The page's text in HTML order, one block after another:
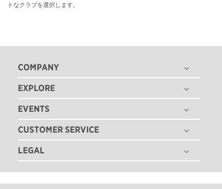
トなクラブを選択します。
COMPANY
THE TITLEIST STORY
タイトリスト グローバル
採用情報
EXPLORE
ゴルフボール
ゴルフクラブ
ゴルフギア
ツアー情報
EVENTS
ゴルフボール フィッティング
ゴルフクラブ フィッティング
ゴルフクラブ パフォーマンス体感イベント
CUSTOMER SERVICE
注文状況の確認
ゴルフクラブ レンタル
LEGAL
特定商取引法に基づく表示